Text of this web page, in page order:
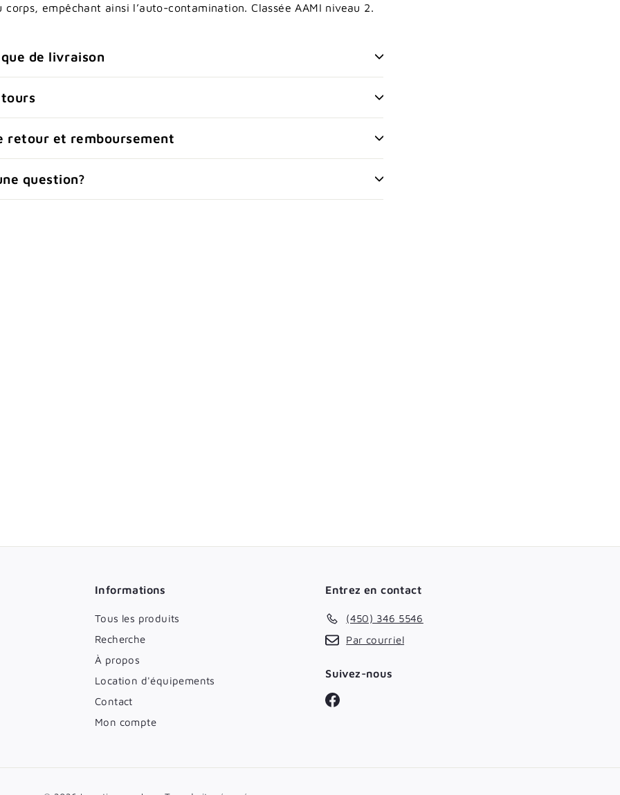
corps, empêchant ainsi l’auto-contamination. Classée AAMI niveau 2.
de livraison
retour et remboursement
question?
Informations
Tous les produits
Recherche
À propos
Location d'équipements
Contact
Mon compte
Entrez en contact
(450) 346 5546
Par courriel
Suivez-nous
Facebook
Non merci